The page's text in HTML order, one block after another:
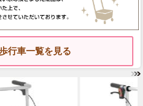
行車一覧を見る